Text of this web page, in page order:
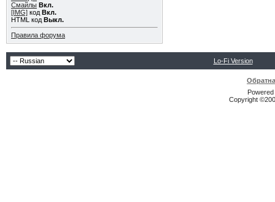
Смайлы Вкл.
[IMG]код Вкл.
HTML код Выкл.
Правила форума
Lo-Fi Version
Copyright